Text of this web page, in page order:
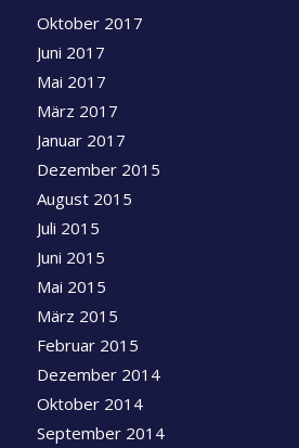
Oktober 2017
Juni 2017
Mai 2017
März 2017
Januar 2017
Dezember 2015
August 2015
Juli 2015
Juni 2015
Mai 2015
März 2015
Februar 2015
Dezember 2014
Oktober 2014
September 2014